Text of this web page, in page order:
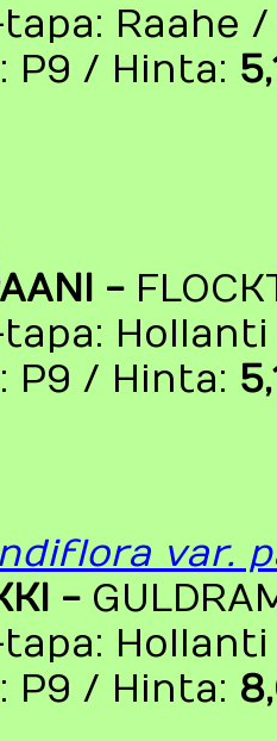
Raahe
P9 / Hinta:
-
P9 / Hinta:
var.
-
P9 / Hinta: